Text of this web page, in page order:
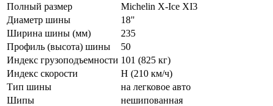
Полный размер
Michelin X-Ice XI3
Диаметр шины
18"
Ширина шины (мм)
235
Профиль (высота) шины
50
Индекс грузоподъемности 101 (825 кг)
Индекс скорости
H (210 км/ч)
Тип шины
на легковое авто
Шипы
нешипованная